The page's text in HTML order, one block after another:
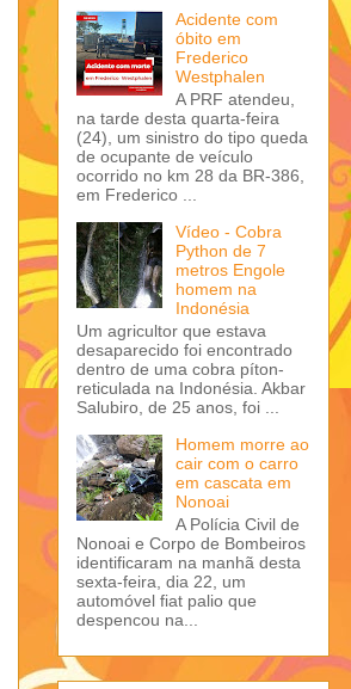
Acidente com
óbito em
Frederico
Westphalen
A PRF atendeu,
na tarde desta quarta-feira
(24), um sinistro do tipo queda
de ocupante de veículo
ocorrido no km 28 da BR-386,
em Frederico ...
Vídeo - Cobra
Python de 7
metros Engole
homem na
Indonésia
Um agricultor que estava
desaparecido foi encontrado
dentro de uma cobra píton-
reticulada na Indonésia. Akbar
Salubiro, de 25 anos, foi ...
Homem morre ao
cair com o carro
em cascata em
Nonoai
A Polícia Civil de
Nonoai e Corpo de Bombeiros
identificaram na manhã desta
sexta-feira, dia 22, um
automóvel fiat palio que
despencou na...